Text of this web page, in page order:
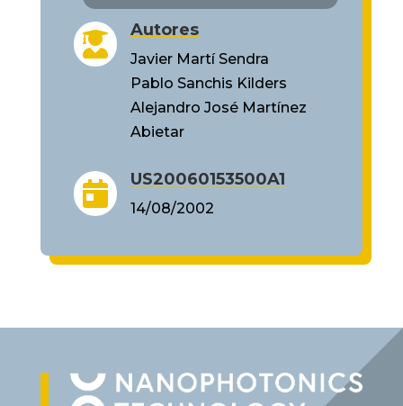
 Autores
Javier Martí Sendra
Pablo Sanchis Kilders
Alejandro José Martínez
Abietar
 US20060153500A1
14/08/2002